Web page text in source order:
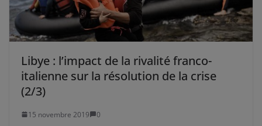
Libye : l’impact de la rivalité franco-
italienne sur la résolution de la crise
(2/3)
15 novembre 2019 0